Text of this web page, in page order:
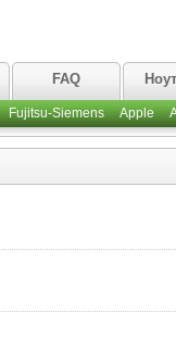
FAQ
Fujitsu-Siemens Apple